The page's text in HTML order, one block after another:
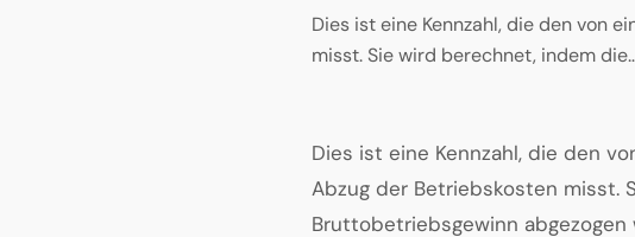
Dies ist eine Kennzahl, die den von
misst. Sie wird berechnet, indem
Dies ist eine Kennzahl, die den
Abzug der Betriebskosten misst.
Bruttobetriebsgewinn abgezogen